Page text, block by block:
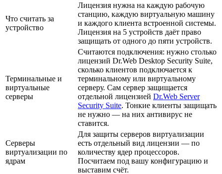
Что считать за
устройство
Лицензия нужна на каждую рабочую
станцию, каждую виртуальную машину
и каждого клиента встроенной системы.
Лицензия на 5 устройств даёт право
защищать от одного до пяти устройств.
Терминальные и
виртуальные
серверы
Считаются подключения: нужно столько
лицензий Dr.Web Desktop Security Suite,
сколько клиентов подключается к
терминальному или виртуальному
серверу. Сам сервер защищается
отдельной лицензией Dr.Web Server
Security Suite. Тонкие клиенты защищать
не нужно — на них антивирус не
ставится.
Серверы
виртуализации по
ядрам
Для защиты серверов виртуализации
есть отдельный вид лицензии — по
количеству ядер процессоров.
Посчитаем под вашу конфигурацию и
выставим счёт.